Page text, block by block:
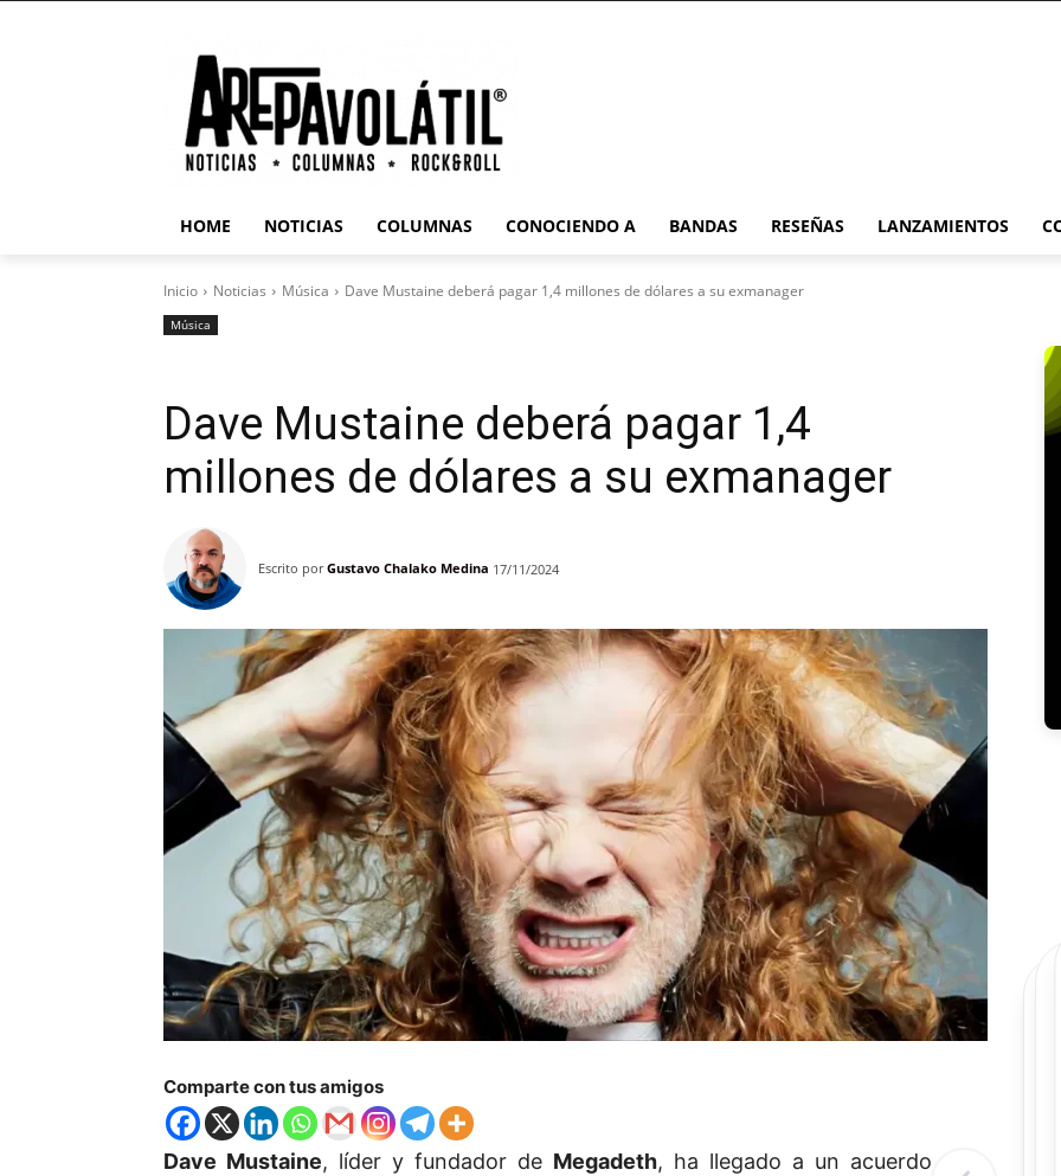
HOME NOTICIAS COLUMNAS CONOCIENDO A BANDAS RESEÑAS LANZAMIENTOS
Inicio Noticias Música Dave Mustaine deberá pagar 1,4 millones de dólares a su exmanager
Música
Dave Mustaine deberá pagar 1,4
millones de dólares a su exmanager
Escrito por Gustavo Chalako Medina 17/11/2024
Comparte con tus amigos
Dave Mustaine, líder y fundador de Megadeth, ha llegado a un acuerdo para